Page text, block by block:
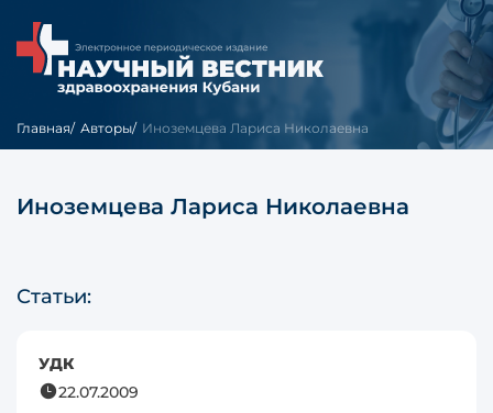
Главная Авторы Иноземцева Лариса Николаевна
Иноземцева Лариса Николаевна
Статьи:
УДК
22.07.2009